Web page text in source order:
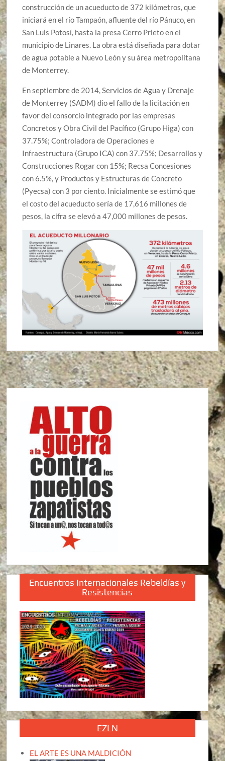
construcción de un acueducto de 372 kilómetros, que
iniciará en el río Tampaón, afluente del río Pánuco, en
San Luis Potosí, hasta la presa Cerro Prieto en el
municipio de Linares. La obra está diseñada para dotar
de agua potable a Nuevo León y su área metropolitana
de Monterrey.
En septiembre de 2014, Servicios de Agua y Drenaje
de Monterrey (SADM) dio el fallo de la licitación en
favor del consorcio integrado por las empresas
Concretos y Obra Civil del Pacífico (Grupo Higa) con
37.75%; Controladora de Operaciones e
Infraestructura (Grupo ICA) con 37.75%; Desarrollos y
Construcciones Rogar con 15%; Recsa Concesiones
con 6.5%, y Productos y Estructuras de Concreto
(Pyecsa) con 3 por ciento. Inicialmente se estimó que
el costo del acueducto sería de 17,616 millones de
pesos, la cifra se elevó a 47,000 millones de pesos.
Encuentros Internacionales Rebeldías y
Resistencias
EZLN
EL ARTE ES UNA MALDICIÓN